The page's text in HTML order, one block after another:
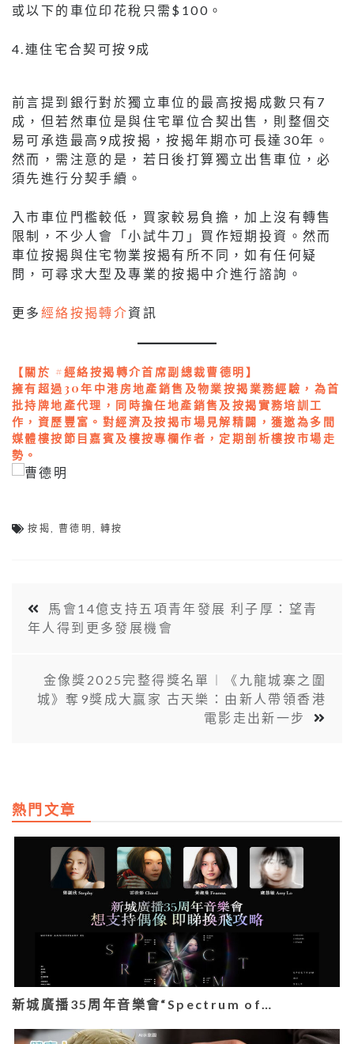
或以下的車位印花稅只需$100。
4.連住宅合契可按9成
前言提到銀行對於獨立車位的最高按揭成數只有7
成，但若然車位是與住宅單位合契出售，則整個交
易可承造最高9成按揭，按揭年期亦可長達30年。
然而，需注意的是，若日後打算獨立出售車位，必
須先進行分契手續。
入市車位門檻較低，買家較易負擔，加上沒有轉售
限制，不少人會「小試牛刀」買作短期投資。然而
車位按揭與住宅物業按揭有所不同，如有任何疑
問，可尋求大型及專業的按揭中介進行諮詢。
更多 經絡按揭轉介資訊
【關於 #經絡按揭轉介首席副總裁曹德明】
擁有超過30年中港房地產銷售及物業按揭業務經驗，為首
批持牌地產代理，同時擔任地產銷售及按揭實務培訓工
作，資歷豐富。對經濟及按揭市場見解精闢，獲邀為多間
媒體樓按節目嘉賓及樓按專欄作者，定期剖析樓按市場走
勢。
按揭,曹德明,轉按
馬會14億支持五項青年發展 利子厚：望青
年人得到更多發展機會
金像獎2025完整得獎名單︱《九龍城寨之圍
城》奪9獎成大贏家 古天樂：由新人帶領香港
電影走出新一步
熱門文章
新城廣播35周年音樂會“Spectrum of…